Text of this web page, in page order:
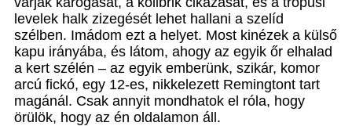
levelek halk zizegését lehet hallani a szelíd
szélben. Imádom ezt a helyet. Most kinézek a külső
kapu irányába, és látom, ahogy az egyik őr elhalad
a kert szélén – az egyik emberünk, szikár, komor
arcú fickó, egy 12-es, nikkelezett Remingtont tart
magánál. Csak annyit mondhatok el róla, hogy
örülök, hogy az én oldalamon áll.